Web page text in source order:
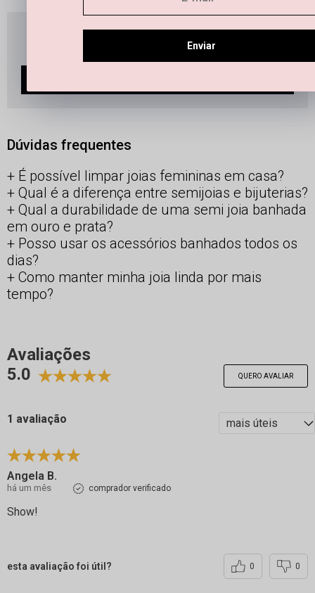
Leve os 4 produtos
R$ 2.414,28
5xR$ 519,20Sem juros
Dúvidas frequentes
É possível limpar joias femininas em casa?
Qual é a diferença entre semijoias e bijuterias?
Qual a durabilidade de uma semi joia banhada
em ouro e prata?
Posso usar os acessórios banhados todos os
dias?
Como manter minha joia linda por mais
tempo?
Avaliações
5.0
QUERO AVALIAR
1 avaliação
Angela B.
há um mês comprador verificado
Show!
esta avaliação foi útil? 0 0
Enviar